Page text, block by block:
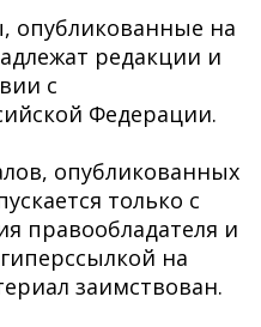
опубликованные на
редакции и
с
Федерации.
опубликованных
только с
правообладателя и
на
заимствован.